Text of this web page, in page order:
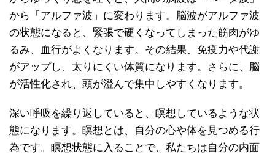
から「アルファ波」に変わります。脳波がアルファ波
の状態になると、緊張で硬くなってしまった筋肉がゆ
るみ、血行がよくなります。その結果、免疫力や代謝
がアップし、太りにくい体質になります。さらに、脳
が活性化され、頭が澄んで集中しやすくなります。
深い呼吸を繰り返していると、瞑想しているような状
態になります。瞑想とは、自分の心や体を見つめる行
為です。瞑想状態に入ることで、私たちは自分の内面